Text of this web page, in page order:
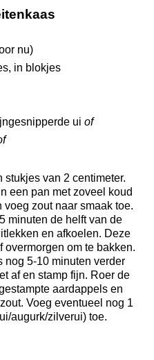
nu)
in blokjes
ui of
van 2 centimeter.
een pan met zoveel koud
zout naar smaak toe.
minuten de helft van de
en afkoelen. Deze
om te bakken.
nog 5-10 minuten verder
af en stamp fijn. Roer de
aardappels en
Voeg eventueel nog 1
augurk/zilverui) toe.